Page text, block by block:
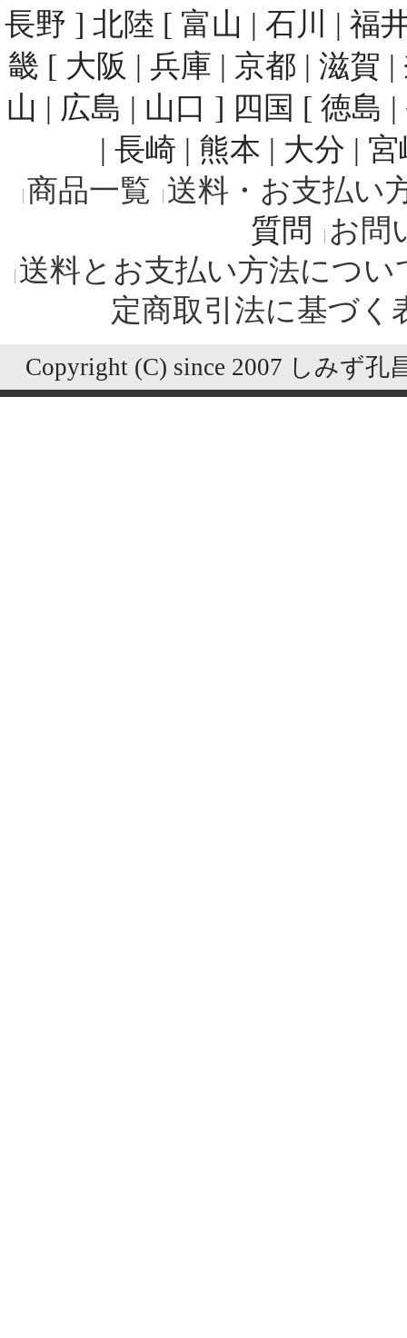
長野 ] 北陸 [ 富山 | 石川 | 福
畿 [ 大阪 | 兵庫 | 京都 | 滋賀
山 | 広島 | 山口 ] 四国 [ 徳島
| 長崎 | 熊本 | 大分 |
商品一覧 送料・お支払い
質問
お問
送料とお支払い方法につい
定商取引法に基づく
Copyright (C) since 2007 しみず